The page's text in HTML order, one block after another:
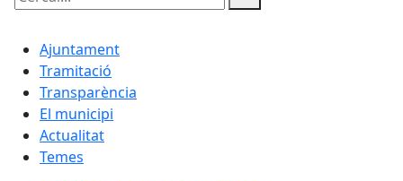
Cercar:
Ajuntament
Tramitació
Transparència
El municipi
Actualitat
Temes